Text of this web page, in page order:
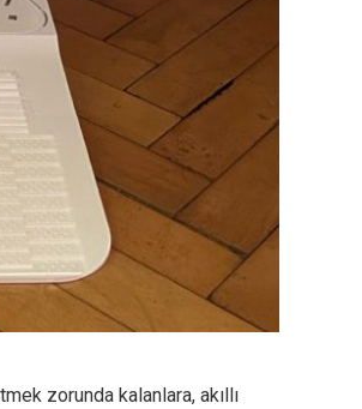
zorunda kalanlara, akıllı